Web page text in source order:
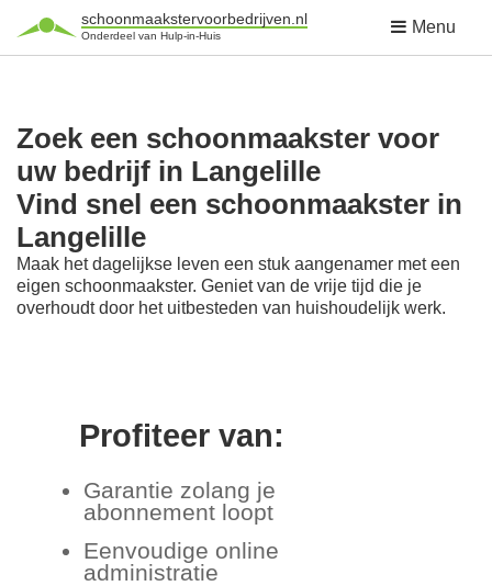
schoonmaakstervoorbedrijven.nl
Onderdeel van Hulp-in-Huis Menu
Zoek een schoonmaakster voor
uw bedrijf in Langelille
Vind snel een schoonmaakster in
Langelille
Maak het dagelijkse leven een stuk aangenamer met een
eigen schoonmaakster. Geniet van de vrije tijd die je
overhoudt door het uitbesteden van huishoudelijk werk.
Profiteer van:
Garantie zolang je
abonnement loopt
Eenvoudige online
administratie